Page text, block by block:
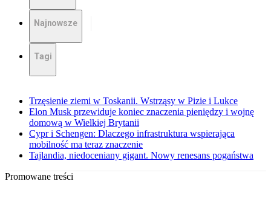
Najnowsze
Tagi
Trzęsienie ziemi w Toskanii. Wstrząsy w Pizie i Lukce
Elon Musk przewiduje koniec znaczenia pieniędzy i wojnę
domową w Wielkiej Brytanii
Cypr i Schengen: Dlaczego infrastruktura wspierająca
mobilność ma teraz znaczenie
Tajlandia, niedoceniany gigant. Nowy renesans pogaństwa
Promowane treści